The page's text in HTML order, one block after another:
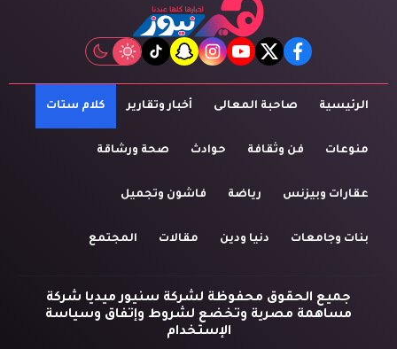
facebook
twitter
youtube
instagram
snapchat
tiktok
الرئيسية صاحبة المعالى أخبار وتقارير كلام ستات
منوعات فن وثقافة حوادث صحة ورشاقة
عقارات وبيزنس رياضة فاشون وتجميل
بنات وجامعات دنيا ودين مقالات المجتمع
جميع الحقوق محفوظة لشركة سنيور ميديا شركة
مساهمة مصرية وتخضع لشروط وإتفاق وسياسة
الإستخدام